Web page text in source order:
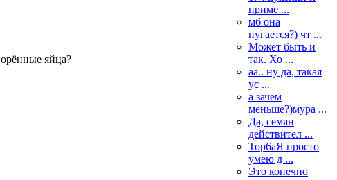
яйца?
приме ...
мб она
пугается?) чт ...
Может быть и
так. Хо ...
аа.. ну да, такая
ус ...
а зачем
меньше?)мура ...
Да, семян
действител ...
Top6aЯ просто
умею д ...
Это конечно